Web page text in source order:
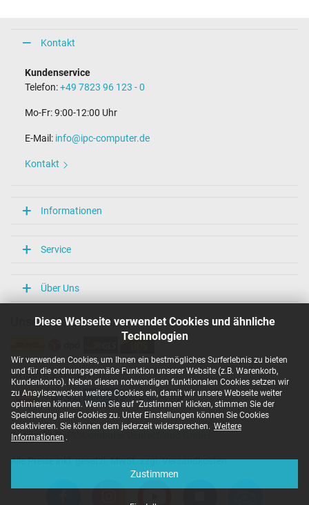
Diese Webseite verwendet Cookies und ähnliche
Technologien
Wir verwenden Cookies, um Ihnen ein bestmögliches Surferlebnis zu bieten
und für die ordnungsgemäße Funktion unserer Website (z.B. Warenkorb,
Kundenkonto). Neben diesen notwendigen funktionalen Cookies setzen wir
zu Anaylsezwecken weitere Cookies ein, damit wir unsere Webseite weiter
optimieren können. Wenn Sie auf "Zustimmen" klicken, stimmen Sie der
Speicherung aller Cookies zu. Unter Einstellungen können Sie Cookies
deaktivieren. Sie können dem jederzeit widersprechen. Weitere
Informationen .
Zustimmen
Kontakt
Kundenservice
Telefon:+49 7823 96 123 - 0
Mo-Fr: 9:00-12:00 Uhr
E-Mail: info@ipc-computer.de
Kontakt
Informationen
Service
Über Uns
Unsere Versandarten
Unsere Zahlarten
Copyright ©
Alle Preise inkl. gesetzl. MwSt. zzgl. Versandkosten